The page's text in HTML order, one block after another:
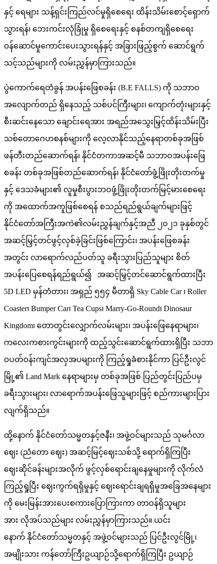
နှင့် ရေများ သန့်ရှင်းကြည်လင်မှုရှိစေရေး ထိန်းသိမ်းစောင့်ရှောက်
သွားရန်၊ ဘေးကင်းလုံခြုံမှု ရှိစေရေးနှင့် စနစ်တကျရှိစေရေး
ဝန်ဆောင်မှုကောင်းပေးသွားရန်နှင့် အခြားဖြည့်စွက် ဆောင်ရွက်
သင့်သည်များကို လမ်းညွှန်မှာကြားသည်။
ပွဲကောက်ရေတံခွန် အပန်းဖြေစခန်း (B.E FALLS) ကို သဘာဝ
အလျောက်တည် ရှိနေသည့် သစ်ပင်ကြီးများ၊ ကျောက်တုံးများနှင့်
စီးဆင်းနေသော ချောင်းရေအား အရည်အသွေးမြှင့်ထိန်းသိမ်းပြီး
သစ်တောဂေဟစနစ်များကို လေ့လာနိုင်သည့်နေရာတစ်ခုအဖြစ်
ဖန်တီးတည်ဆောက်ရန်၊ နိုင်ငံတကာအဆင့်မီ သဘာဝအပန်းဖြေ
စခန်း တစ်ခုအဖြစ်တည်ဆောက်ရန်၊ နိုင်ငံတော်ဖွံ့ဖြိုးတိုးတက်မှု
နှင့် ဒေသခံများ၏ လူမှုစီးပွားဘဝဖွံ့ဖြိုးတိုးတက်မြင့်မားစေရေး
ကို အထောက်အကူဖြစ်စေရန် စသည်ရည်ရွယ်ချက်များဖြင့်
နိုင်ငံတော်အကြီးအကဲ၏လမ်းညွှန်ချက်နှင့်အညီ ၂၀၂၁ ခုနှစ်တွင်
အဆင့်မြှင့်တင်ဖွင့်လှစ်ခဲ့ခြင်းဖြစ်ကြောင်း၊ အပန်းဖြေစခန်း
အတွင်း လာရောက်လည်ပတ်သူ ခရီးသွားပြည်သူများ စိတ်
အပန်းပြေစေရန်ရည်ရွယ်၍ အဆင့်မြှင့်တင်ဆောင်ရွက်ထားပြီး
5D LED မှန်တံတား၊ အရှည် ၅၅၄ မီတာရှိ Sky Cable Car ၊ Roller
Coaster၊ Bumper Car၊ Tea Cups၊ Marry-Go-Round၊ Dinosaur
Kingdom၊ တောတွင်းလျှောက်လမ်းများ၊ အပန်းဖြေနေရာများ၊
ကလေးကစားကွင်းများကို ထည့်သွင်းဆောင်ရွက်ထားရှိပြီး သဘာ
ဝပတ်ဝန်းကျင်အလှအပများကို ကြည့်ရှုခံစားနိုင်ကာ ပြင်ဦးလွင်
မြို့၏ Land Mark နေရာများမှ တစ်ခုအဖြစ် ပြည်တွင်းပြည်ပမှ
ခရီးသွားများ၊ လာရောက်အပန်းဖြေသူများဖြင့် စည်ကားများပြား
လျက်ရှိသည်။
ထို့နောက် နိုင်ငံတော်သမ္မတနှင့်ဇနီး၊ အဖွဲ့ဝင်များသည် သုမင်္ဂလာ
ဈေး (ညံတော ဈေး) အဆင့်မြင့်ဈေးသစ်သို့ ရောက်ရှိကြပြီး
ဈေးဆိုင်ခန်းများအလိုက် ဖွင့်လှစ်ရောင်းချနေမှုများကို လိုက်လံ
ကြည့်ရှုပြီး ဈေးကွက်ရရှိမှုနှင့် ဈေးရောင်းချရရှိမှုအခြေအနေများ
ကို မေးမြန်းအားပေးစကားပြောကြားကာ တာဝန်ရှိသူများ
အား လိုအပ်သည်များ လမ်းညွှန်မှာကြားသည်။ ယင်း
နောက် နိုင်ငံတော်သမ္မတနှင့် အဖွဲ့ဝင်များသည် ပြင်ဦးလွင်မြို့၊
အမျိုးသား ကန်တော်ကြီးဥယျာဉ်သို့ရောက်ရှိကြပြီး ဥယျာဉ်